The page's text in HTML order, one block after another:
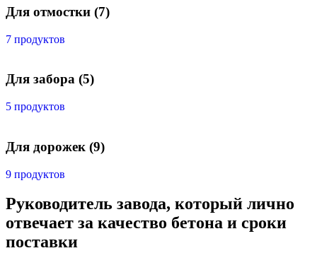
Для отмостки (7)
7 продуктов
Для забора (5)
5 продуктов
Для дорожек (9)
9 продуктов
Руководитель завода, который лично
отвечает за качество бетона и сроки
поставки